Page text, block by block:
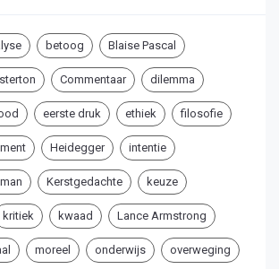
betoog Blaise Pascal
Commentaar dilemma
eerste druk ethiek filosofie
Heidegger intentie
Kerstgedachte keuze
kritiek kwaad Lance Armstrong
moreel onderwijs overweging